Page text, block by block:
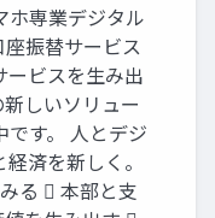
ホ専業デジタル
振替サービス
ービスを生み出
しいソリュー
です。 人とデジ
済を新しく。
る  本部と支